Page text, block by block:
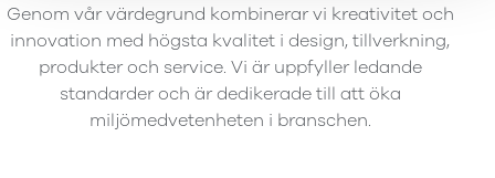
Genom vår värdegrund kombinerar vi kreativitet och
innovation med högsta kvalitet i design, tillverkning,
produkter och service. Vi är uppfyller ledande
standarder och är dedikerade till att öka
miljömedvetenheten i branschen.